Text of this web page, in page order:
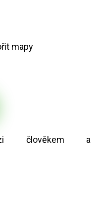
mapy
člověkem a